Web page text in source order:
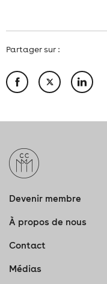
Partager sur :
Devenir membre
À propos de nous
Contact
Médias